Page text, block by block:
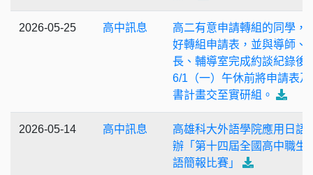
2026-05-25 高中訊息
高二有意申請轉組的同學，
好轉組申請表，並與導師、
長、輔導室完成約談紀錄後
6/1（一）午休前將申請表及
書計畫交至實研組。
2026-05-14 高中訊息
高雄科大外語學院應用日語
辦「第十四屆全國高中職生
語簡報比賽」